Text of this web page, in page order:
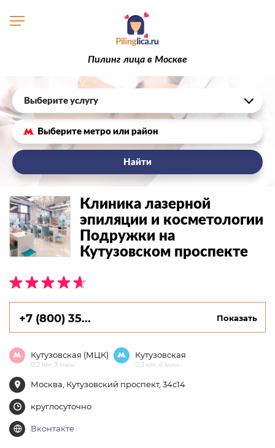
Пилинг лица в Москве
Выберите услугу
Найти
Клиника лазерной
эпиляции и косметологии
Подружки на
Кутузовском проспекте
+7 (800) 35... Показать
Кутузовская (МЦК)
0.2 км, 3 мин
Кутузовская
0.3 км, 4 мин
Москва, Кутузовский проспект, 34с14
круглосуточно
Вконтакте